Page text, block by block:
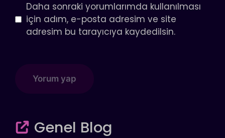
Daha sonraki yorumlarımda kullanılması
için adım, e-posta adresim ve site
adresim bu tarayıcıya kaydedilsin.
Genel Blog